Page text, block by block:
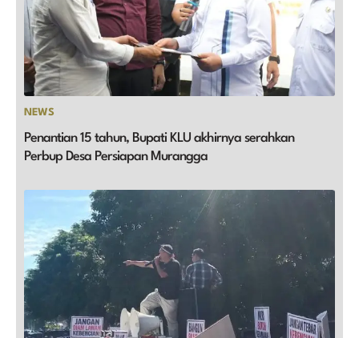
NEWS
Penantian 15 tahun, Bupati KLU akhirnya serahkan
Perbup Desa Persiapan Murangga